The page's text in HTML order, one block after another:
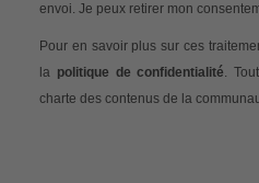
envoi. Je peux retirer mon
Pour en savoir plus sur ces
la politique de confidentialité.
charte des contenus de la